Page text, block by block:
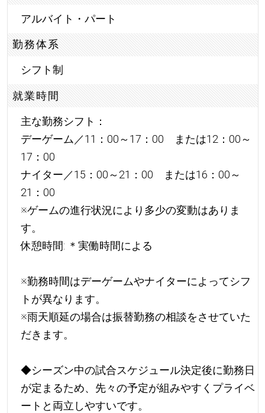
アルバイト・パート
勤務体系
シフト制
就業時間
主な勤務シフト：
デーゲーム／11：00～17：00 または12：00～
17：00
ナイター／15：00～21：00 または16：00～
21：00
※ゲームの進行状況により多少の変動はありま
す。
休憩時間: ＊実働時間による
※勤務時間はデーゲームやナイターによってシフ
トが異なります。
※雨天順延の場合は振替勤務の相談をさせていた
だきます。
◆シーズン中の試合スケジュール決定後に勤務日
が定まるため、先々の予定が組みやすくプライベ
ートと両立しやすいです。